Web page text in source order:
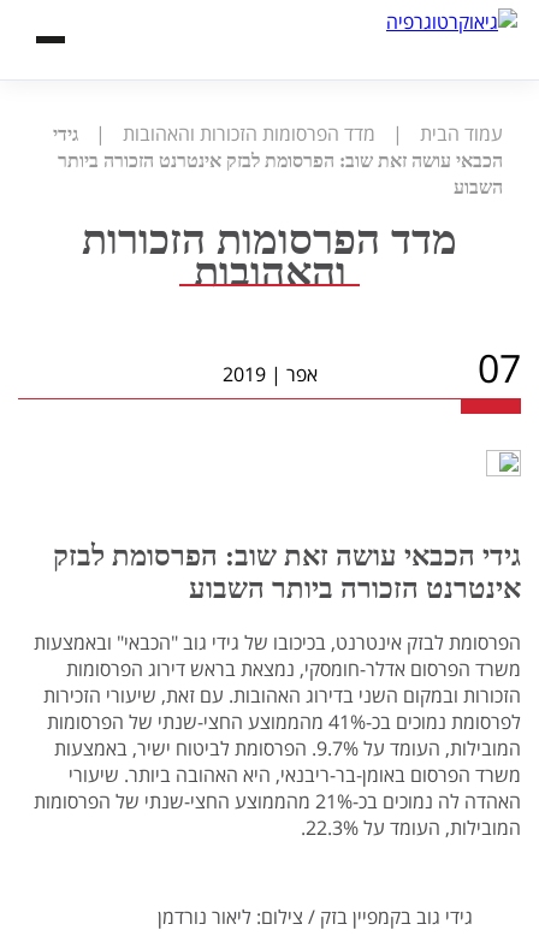
עמוד הבית | מדד הפרסומות הזכורות והאהובות |
גידי
הכבאי עושה זאת שוב: הפרסומת לבזק אינטרנט הזכורה ביותר
השבוע
מדד הפרסומות הזכורות
והאהובות
07 אפר |
2019
גידי הכבאי עושה זאת שוב: הפרסומת לבזק
אינטרנט הזכורה ביותר השבוע
הפרסומת לבזק אינטרנט, בכיכובו של גידי גוב "הכבאי" ובאמצעות
משרד הפרסום אדלר-חומסקי, נמצאת בראש דירוג הפרסומות
הזכורות ובמקום השני בדירוג האהובות. עם זאת, שיעורי הזכירות
לפרסומת נמוכים בכ-41% מהממוצע החצי-שנתי של הפרסומות
המובילות, העומד על 9.7%. הפרסומת לביטוח ישיר, באמצעות
משרד הפרסום באומן-בר-ריבנאי, היא האהובה ביותר. שיעורי
האהדה לה נמוכים בכ-21% מהממוצע החצי-שנתי של הפרסומות
המובילות, העומד על 22.3%.
גידי גוב בקמפיין בזק / צילום: ליאור נורדמן